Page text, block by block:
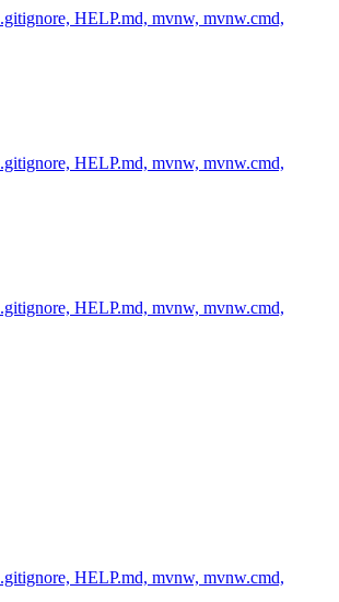
HELP.md, mvnw, mvnw.cmd,
HELP.md, mvnw, mvnw.cmd,
HELP.md, mvnw, mvnw.cmd,
HELP.md, mvnw, mvnw.cmd,